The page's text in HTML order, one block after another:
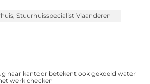
,Stuurhuisspecialist Vlaanderen
naar kantoor betekent ook gekoeld water
werk checken